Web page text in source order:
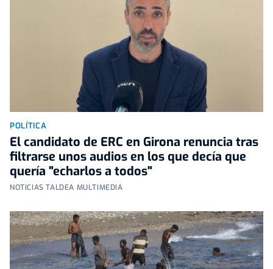
POLÍTICA
El candidato de ERC en Girona renuncia tras
filtrarse unos audios en los que decía que
quería "echarlos a todos"
NOTICIAS TALDEA MULTIMEDIA